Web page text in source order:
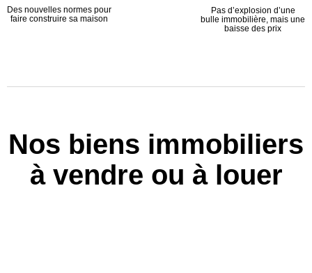
Des nouvelles normes pour
faire construire sa maison
Pas d’explosion d’une
bulle immobilière, mais une
baisse des prix
Nos biens immobiliers
à vendre ou à louer